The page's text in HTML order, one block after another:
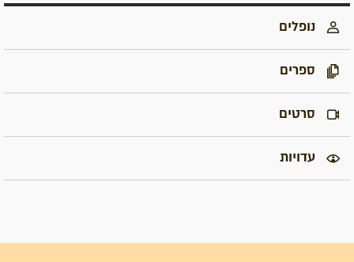
נופלים
ספרים
סרטים
עדויות